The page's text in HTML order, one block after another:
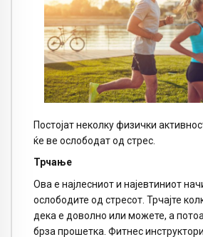
Постојат неколку физички
ќе ве ослободат од стрес.
Трчање
Ова е најлесниот и најевтиниот
ослободите од стресот. Трчајте
дека е доволно или можете, а
брза прошетка. Фитнес